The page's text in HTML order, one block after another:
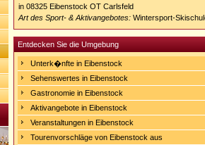
in 08325 Eibenstock OT Carlsfeld
Art des Sport- & Aktivangebotes: Wintersport-
Entdecken Sie die Umgebung
Unterk�nfte in Eibenstock
Sehenswertes in Eibenstock
Gastronomie in Eibenstock
Aktivangebote in Eibenstock
Veranstaltungen in Eibenstock
Tourenvorschläge von Eibenstock aus